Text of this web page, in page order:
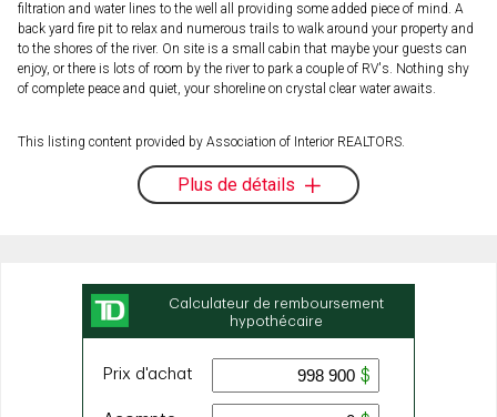
filtration and water lines to the well all providing some added piece of mind. A
back yard fire pit to relax and numerous trails to walk around your property and
to the shores of the river. On site is a small cabin that maybe your guests can
enjoy, or there is lots of room by the river to park a couple of RV's. Nothing shy
of complete peace and quiet, your shoreline on crystal clear water awaits.
This listing content provided by Association of Interior REALTORS.
Plus de détails